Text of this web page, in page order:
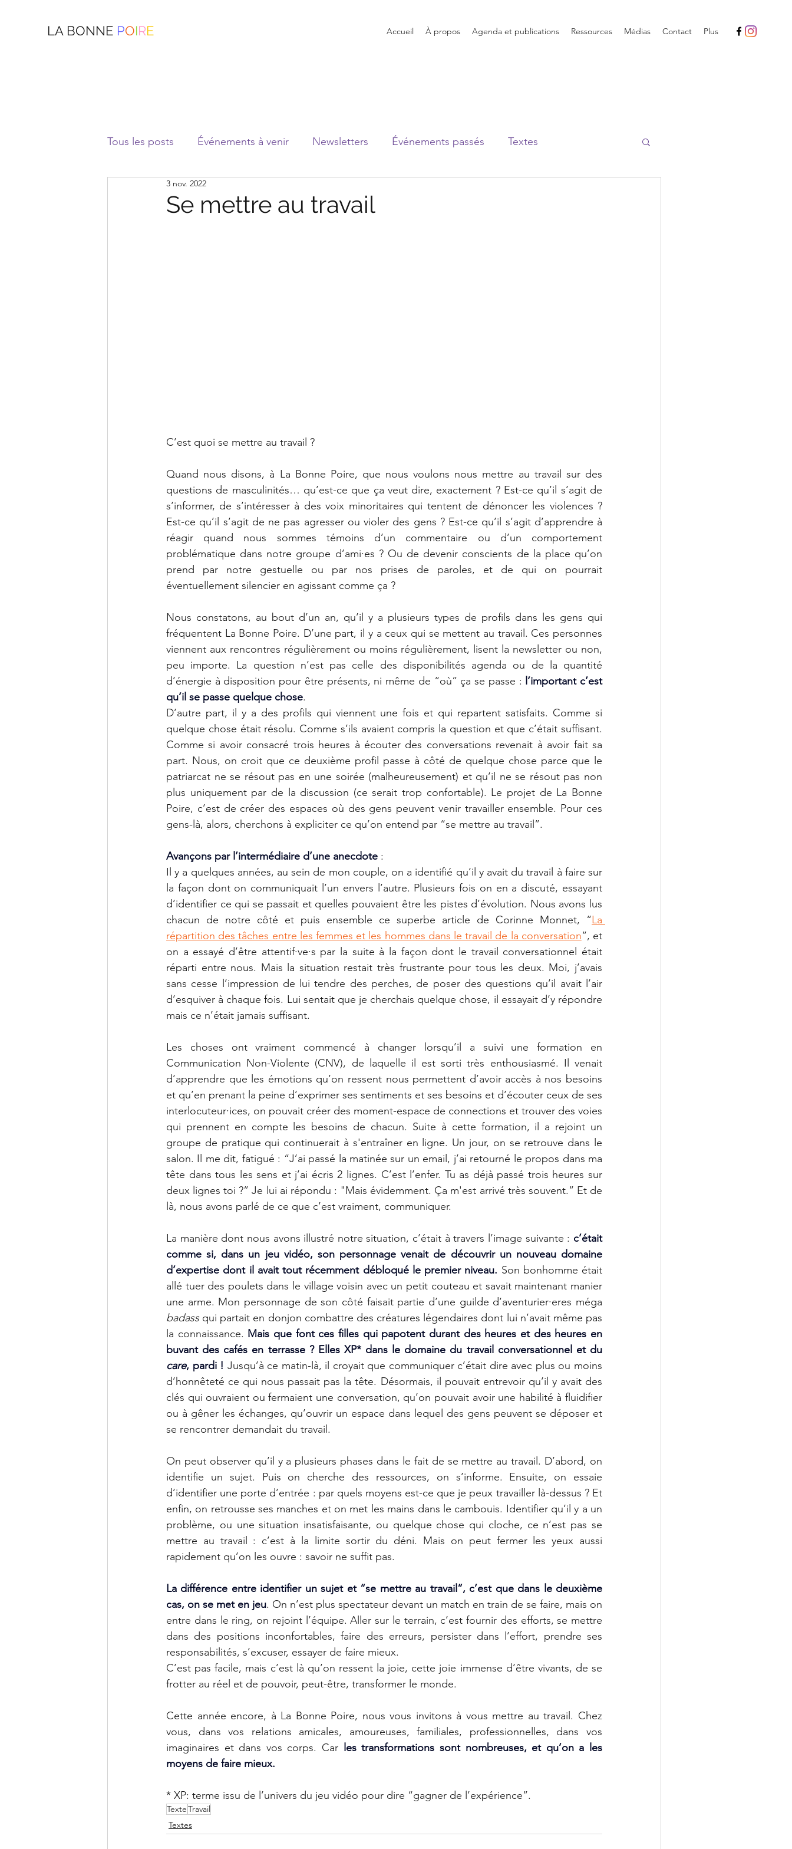
LA BONNE POIRE Accueil À propos Agenda et publications Ressources Médias Contact Plus
Tous les posts Événements à venir Newsletters Événements passés Textes
Se mettre au travail
3 nov. 2022
C’est quoi se mettre au travail ?
Quand nous disons, à La Bonne Poire, que nous voulons nous mettre au travail sur des
questions de masculinités… qu’est-ce que ça veut dire, exactement ? Est-ce qu’il s’agit de
s’informer, de s’intéresser à des voix minoritaires qui tentent de dénoncer les violences ?
Est-ce qu’il s’agit de ne pas agresser ou violer des gens ? Est-ce qu’il s’agit d’apprendre à
réagir quand nous sommes témoins d’un commentaire ou d’un comportement
problématique dans notre groupe d’ami·es ? Ou de devenir conscients de la place qu’on
prend par notre gestuelle ou par nos prises de paroles, et de qui on pourrait
éventuellement silencier en agissant comme ça ?
Nous constatons, au bout d’un an, qu’il y a plusieurs types de profils dans les gens qui
fréquentent La Bonne Poire. D’une part, il y a ceux qui se mettent au travail. Ces personnes
viennent aux rencontres régulièrement ou moins régulièrement, lisent la newsletter ou non,
peu importe. La question n’est pas celle des disponibilités agenda ou de la quantité
d’énergie à disposition pour être présents, ni même de “où” ça se passe : l’important c’est
qu’il se passe quelque chose.
D’autre part, il y a des profils qui viennent une fois et qui repartent satisfaits. Comme si
quelque chose était résolu. Comme s’ils avaient compris la question et que c’était suffisant.
Comme si avoir consacré trois heures à écouter des conversations revenait à avoir fait sa
part. Nous, on croit que ce deuxième profil passe à côté de quelque chose parce que le
patriarcat ne se résout pas en une soirée (malheureusement) et qu’il ne se résout pas non
plus uniquement par de la discussion (ce serait trop confortable). Le projet de La Bonne
Poire, c’est de créer des espaces où des gens peuvent venir travailler ensemble. Pour ces
gens-là, alors, cherchons à expliciter ce qu’on entend par “se mettre au travail”.
Avançons par l’intermédiaire d’une anecdote :
Il y a quelques années, au sein de mon couple, on a identifié qu’il y avait du travail à faire sur
la façon dont on communiquait l’un envers l’autre. Plusieurs fois on en a discuté, essayant
d’identifier ce qui se passait et quelles pouvaient être les pistes d’évolution. Nous avons lus
chacun de notre côté et puis ensemble ce superbe article de Corinne Monnet, “La
répartition des tâches entre les femmes et les hommes dans le travail de la conversation”, et
on a essayé d’être attentif·ve·s par la suite à la façon dont le travail conversationnel était
réparti entre nous. Mais la situation restait très frustrante pour tous les deux. Moi, j’avais
sans cesse l’impression de lui tendre des perches, de poser des questions qu’il avait l’air
d’esquiver à chaque fois. Lui sentait que je cherchais quelque chose, il essayait d’y répondre
mais ce n’était jamais suffisant.
Les choses ont vraiment commencé à changer lorsqu’il a suivi une formation en
Communication Non-Violente (CNV), de laquelle il est sorti très enthousiasmé. Il venait
d’apprendre que les émotions qu’on ressent nous permettent d’avoir accès à nos besoins
et qu’en prenant la peine d’exprimer ses sentiments et ses besoins et d’écouter ceux de ses
interlocuteur·ices, on pouvait créer des moment-espace de connections et trouver des voies
qui prennent en compte les besoins de chacun. Suite à cette formation, il a rejoint un
groupe de pratique qui continuerait à s'entraîner en ligne. Un jour, on se retrouve dans le
salon. Il me dit, fatigué : “J’ai passé la matinée sur un email, j’ai retourné le propos dans ma
tête dans tous les sens et j’ai écris 2 lignes. C’est l’enfer. Tu as déjà passé trois heures sur
deux lignes toi ?” Je lui ai répondu : "Mais évidemment. Ça m'est arrivé très souvent.” Et de
là, nous avons parlé de ce que c’est vraiment, communiquer.
La manière dont nous avons illustré notre situation, c’était à travers l’image suivante : c’était
comme si, dans un jeu vidéo, son personnage venait de découvrir un nouveau domaine
d’expertise dont il avait tout récemment débloqué le premier niveau. Son bonhomme était
allé tuer des poulets dans le village voisin avec un petit couteau et savait maintenant manier
badass qui partait en donjon combattre des créatures légendaires dont lui n’avait même pas
la connaissance. Mais que font ces filles qui papotent durant des heures et des heures en
care, pardi ! Jusqu’à ce matin-là, il croyait que communiquer c’était dire avec plus ou moins
d’honnêteté ce qui nous passait pas la tête. Désormais, il pouvait entrevoir qu’il y avait des
clés qui ouvraient ou fermaient une conversation, qu’on pouvait avoir une habilité à fluidifier
ou à gêner les échanges, qu’ouvrir un espace dans lequel des gens peuvent se déposer et
se rencontrer demandait du travail.
On peut observer qu’il y a plusieurs phases dans le fait de se mettre au travail. D’abord, on
identifie un sujet. Puis on cherche des ressources, on s’informe. Ensuite, on essaie
d’identifier une porte d’entrée : par quels moyens est-ce que je peux travailler là-dessus ? Et
enfin, on retrousse ses manches et on met les mains dans le cambouis. Identifier qu’il y a un
problème, ou une situation insatisfaisante, ou quelque chose qui cloche, ce n’est pas se
mettre au travail : c’est à la limite sortir du déni. Mais on peut fermer les yeux aussi
rapidement qu’on les ouvre : savoir ne suffit pas.
La différence entre identifier un sujet et “se mettre au travail”, c’est que dans le deuxième
cas, on se met en jeu. On n’est plus spectateur devant un match en train de se faire, mais on
entre dans le ring, on rejoint l’équipe. Aller sur le terrain, c’est fournir des efforts, se mettre
dans des positions inconfortables, faire des erreurs, persister dans l’effort, prendre ses
responsabilités, s’excuser, essayer de faire mieux.
C’est pas facile, mais c’est là qu’on ressent la joie, cette joie immense d’être vivants, de se
frotter au réel et de pouvoir, peut-être, transformer le monde.
Cette année encore, à La Bonne Poire, nous vous invitons à vous mettre au travail. Chez
vous, dans vos relations amicales, amoureuses, familiales, professionnelles, dans vos
imaginaires et dans vos corps. Car
les transformations sont nombreuses, et qu’on a les
moyens de faire mieux.
* XP: terme issu de l’univers du jeu vidéo pour dire “gagner de l’expérience”.
TexteTravail
Textes